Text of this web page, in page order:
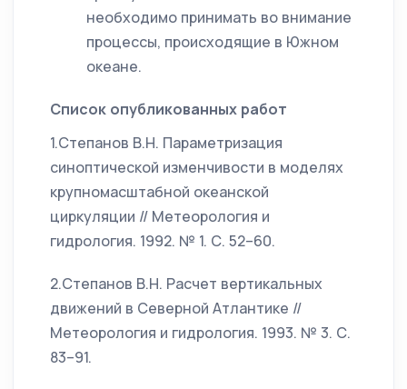
необходимо принимать во внимание
процессы, происходящие в Южном
океане.
Список опубликованных работ
1.Степанов В.Н. Параметризация
синоптической изменчивости в моделях
крупномасштабной океанской
циркуляции // Метеорология и
гидрология. 1992. № 1. С. 52–60.
2.Степанов В.Н. Расчет вертикальных
движений в Северной Атлантике //
Метеорология и гидрология. 1993. № 3. С.
83–91.